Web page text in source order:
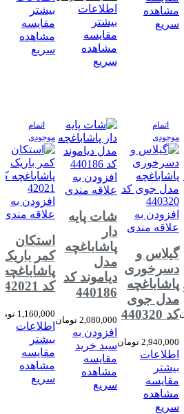
مشاهده
سریع
اطلاعات
بیشتر
مقایسه
مشاهده
سریع
بیشتر
مقایسه
مشاهده
سریع
اتمام
موجودی
افزودن به
علاقه مندی
گیلاس و
دسرخوری
پاشاباغچه
مدل جوی
کد 440320
2,940,000 تومان
اطلاعات
بیشتر
مقایسه
مشاهده
سریع
افزودن به
علاقه مندی
شات پایه
دار
پاشاباغچه
مدل
دیاموند کد
440186
2,080,000 تومان
افزودن به
سبد خرید
مقایسه
مشاهده
سریع
اتمام
موجودی
افزودن به
علاقه مندی
استکان
کمر باریک
پاشاباغچه
کد 42021
1,160,000
اطلاعات
بیشتر
مقایسه
مشاهده
سریع